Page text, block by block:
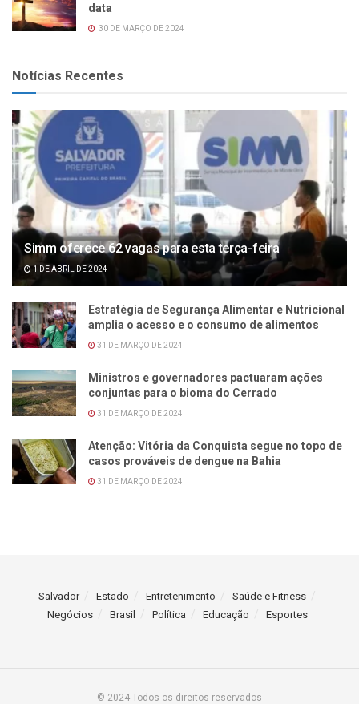
data
30 DE MARÇO DE 2024
Notícias Recentes
Simm oferece 62 vagas para esta terça-feira
1 DE ABRIL DE 2024
Estratégia de Segurança Alimentar e Nutricional
amplia o acesso e o consumo de alimentos
31 DE MARÇO DE 2024
Ministros e governadores pactuaram ações
conjuntas para o bioma do Cerrado
31 DE MARÇO DE 2024
Atenção: Vitória da Conquista segue no topo de
casos prováveis de dengue na Bahia
31 DE MARÇO DE 2024
Salvador Estado Entretenimento
Saúde e Fitness
Negócios
Brasil Política Educação Esportes
© 2024 Todos os direitos reservados